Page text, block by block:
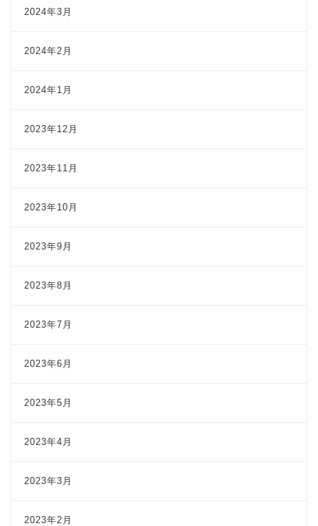
2024年3月
2024年2月
2024年1月
2023年12月
2023年11月
2023年10月
2023年9月
2023年8月
2023年7月
2023年6月
2023年5月
2023年4月
2023年3月
2023年2月